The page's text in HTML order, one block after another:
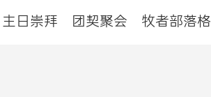
主日崇拜 团契聚会 牧者部落格